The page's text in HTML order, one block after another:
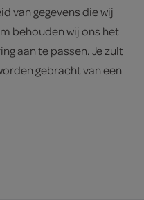
van gegevens die wij
behouden wij ons het
aan te passen. Je zult
gebracht van een